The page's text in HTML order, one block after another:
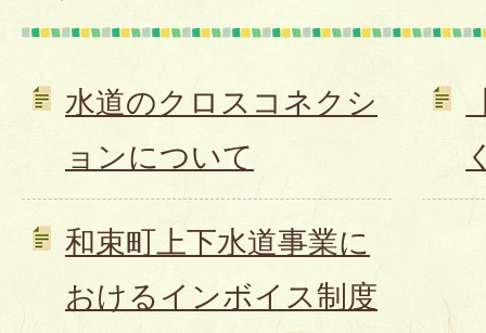
水道のクロスコネクシ
ョンについて
和束町上下水道事業に
おけるインボイス制度